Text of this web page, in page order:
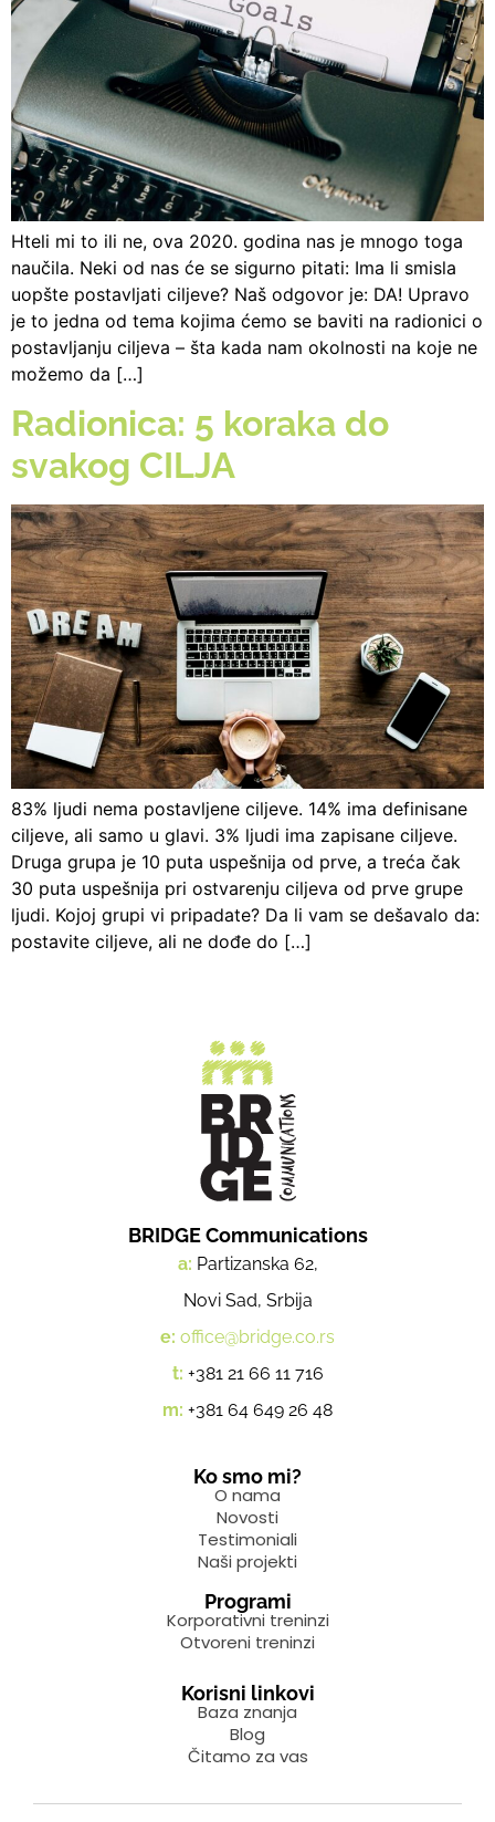
Hteli mi to ili ne, ova 2020. godina nas je mnogo toga
naučila. Neki od nas će se sigurno pitati: Ima li smisla
uopšte postavljati ciljeve? Naš odgovor je: DA! Upravo
je to jedna od tema kojima ćemo se baviti na radionici o
postavljanju ciljeva – šta kada nam okolnosti na koje ne
možemo da […]
Radionica: 5 koraka do
svakog CILJA
83% ljudi nema postavljene ciljeve. 14% ima definisane
ciljeve, ali samo u glavi. 3% ljudi ima zapisane ciljeve.
Druga grupa je 10 puta uspešnija od prve, a treća čak
30 puta uspešnija pri ostvarenju ciljeva od prve grupe
ljudi. Kojoj grupi vi pripadate? Da li vam se dešavalo da:
postavite ciljeve, ali ne dođe do […]
BRIDGE Communications
a: Partizanska 62,
Novi Sad, Srbija
e: office@bridge.co.rs
t: +381 21 66 11 716
m: +381 64 649 26 48
Ko smo mi?
O nama
Novosti
Testimoniali
Naši projekti
Programi
Korporativni treninzi
Otvoreni treninzi
Korisni linkovi
Baza znanja
Blog
Čitamo za vas